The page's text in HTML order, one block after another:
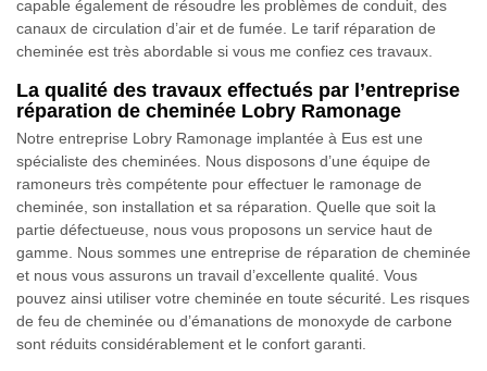
capable également de résoudre les problèmes de conduit, des
canaux de circulation d’air et de fumée. Le tarif réparation de
cheminée est très abordable si vous me confiez ces travaux.
La qualité des travaux effectués par l’entreprise
réparation de cheminée Lobry Ramonage
Notre entreprise Lobry Ramonage implantée à Eus est une
spécialiste des cheminées. Nous disposons d’une équipe de
ramoneurs très compétente pour effectuer le ramonage de
cheminée, son installation et sa réparation. Quelle que soit la
partie défectueuse, nous vous proposons un service haut de
gamme. Nous sommes une entreprise de réparation de cheminée
et nous vous assurons un travail d’excellente qualité. Vous
pouvez ainsi utiliser votre cheminée en toute sécurité. Les risques
de feu de cheminée ou d’émanations de monoxyde de carbone
sont réduits considérablement et le confort garanti.